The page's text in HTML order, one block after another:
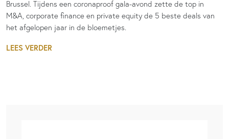
Brussel. Tijdens een coronaproof gala-avond zette de top in
M&A, corporate finance en private equity de 5 beste deals van
het afgelopen jaar in de bloemetjes.
LEES VERDER